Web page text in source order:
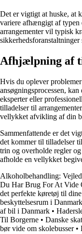
Det er vigtigt at huske, at
variere afhængigt af typen
arrangementer vil typisk
Afhjælpning af
Hvis du oplever
ansøgningsprocessen,
eksperter eller
tilladelser til
vellykket afvikling af din
Sammenfattende er det
det kommer til tilladelser
trin og overholde regler
afholde en vellykket
Alkoholbehandling:
Du Har Brug For At Vide
det perfekte køretøj til
beskyttelsesrum i
af bil i Danmark •
Til Borgerne • Danske
bør vide om skolebusser•